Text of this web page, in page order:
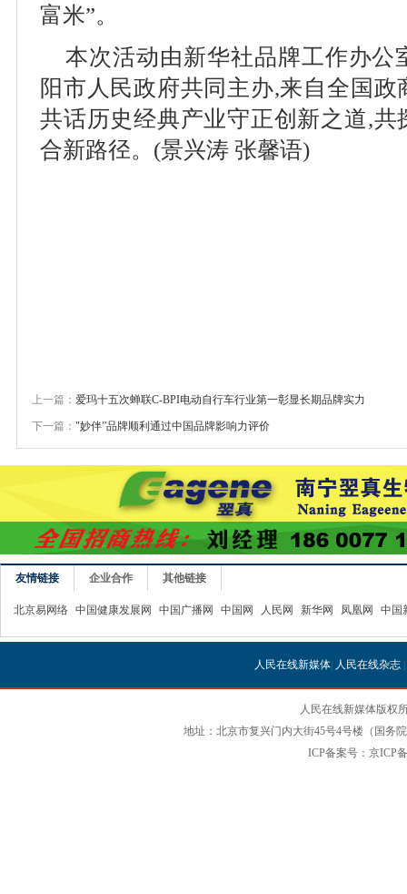
富米”。
本次活动由新华社品牌工作办公
阳市人民政府共同主办,来自全国
共话历史经典产业守正创新之道,
合新路径。(景兴涛 张馨语)
上一篇： 爱玛十五次蝉联C-BPI电动自行车行业第一彰显长期品牌实力
下一篇： "妙伴”品牌顺利通过中国品牌影响力评价
友情链接 企业合作 其他链接
北京易网络 中国健康发展网 中国广播网 中国网 人民网 新华网 凤凰网 中国
人民在线新媒体| 人民在线杂志|
人民在线新媒体版权
地址：北京市复兴门内大街45号4号楼（国务
ICP备案号：京ICP